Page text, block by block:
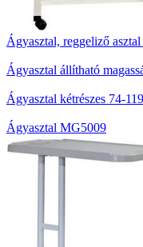
Ágyasztal, reggeliző
Ágyasztal állítható
Ágyasztal kétrészes 74-
Ágyasztal MG5009